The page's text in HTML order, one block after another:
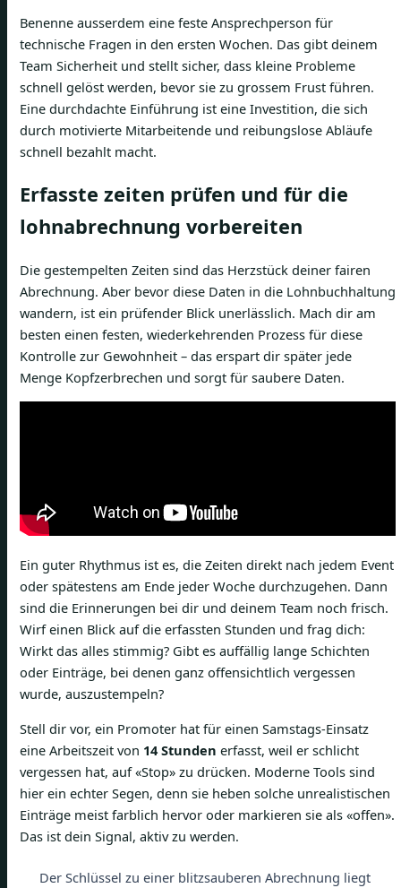
Benenne ausserdem eine feste Ansprechperson für
technische Fragen in den ersten Wochen. Das gibt deinem
Team Sicherheit und stellt sicher, dass kleine Probleme
schnell gelöst werden, bevor sie zu grossem Frust führen.
Eine durchdachte Einführung ist eine Investition, die sich
durch motivierte Mitarbeitende und reibungslose Abläufe
schnell bezahlt macht.
Erfasste zeiten prüfen und für die
lohnabrechnung vorbereiten
Die gestempelten Zeiten sind das Herzstück deiner fairen
Abrechnung. Aber bevor diese Daten in die Lohnbuchhaltung
wandern, ist ein prüfender Blick unerlässlich. Mach dir am
besten einen festen, wiederkehrenden Prozess für diese
Kontrolle zur Gewohnheit – das erspart dir später jede
Menge Kopfzerbrechen und sorgt für saubere Daten.
Ein guter Rhythmus ist es, die Zeiten direkt nach jedem Event
oder spätestens am Ende jeder Woche durchzugehen. Dann
sind die Erinnerungen bei dir und deinem Team noch frisch.
Wirf einen Blick auf die erfassten Stunden und frag dich:
Wirkt das alles stimmig? Gibt es auffällig lange Schichten
oder Einträge, bei denen ganz offensichtlich vergessen
wurde, auszustempeln?
Stell dir vor, ein Promoter hat für einen Samstags-Einsatz
eine Arbeitszeit von 14 Stunden erfasst, weil er schlicht
vergessen hat, auf «Stop» zu drücken. Moderne Tools sind
hier ein echter Segen, denn sie heben solche unrealistischen
Einträge meist farblich hervor oder markieren sie als «offen».
Das ist dein Signal, aktiv zu werden.
Der Schlüssel zu einer blitzsauberen Abrechnung liegt